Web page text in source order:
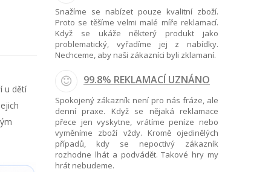
u dětí
Snažíme se nabízet pouze kvalitní zboží.
Proto se těšíme velmi malé míře reklamací.
Když se ukáže některý produkt jako
problematický, vyřadíme jej z nabídky.
Nechceme, aby naši zákazníci byli zklamaní.
99.8% REKLAMACÍ UZNÁNO
Spokojený zákazník není pro nás fráze, ale
denní praxe. Když se nějaká reklamace
přece jen vyskytne, vrátíme peníze nebo
vyměníme zboží vždy. Kromě ojedinělých
případů, kdy se nepoctivý zákazník
rozhodne lhát a podvádět. Takové hry my
hrát nebudeme.